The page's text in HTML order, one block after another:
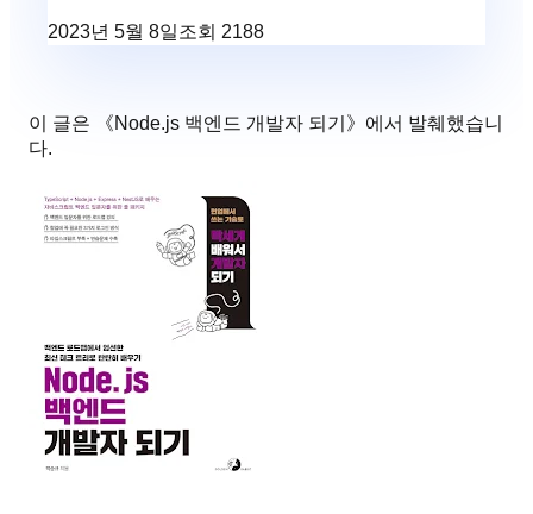
2023년 5월 8일조회 2188
이 글은 《Node.js 백엔드 개발자 되기 》에서 발췌했습니
다.